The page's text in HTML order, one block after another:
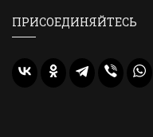
ПРИСОЕДИНЯЙТЕСЬ